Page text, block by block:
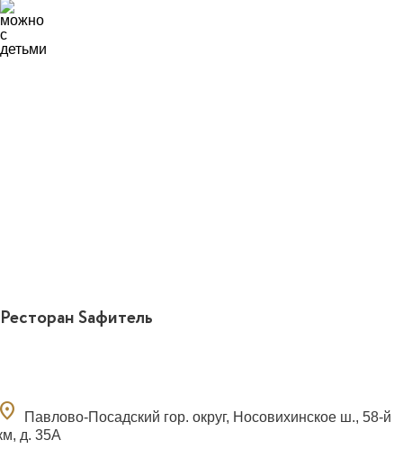
Ресторан Sафитель
Павлово-Посадский гор. округ, Носовихинское ш., 58-й
д. 35А